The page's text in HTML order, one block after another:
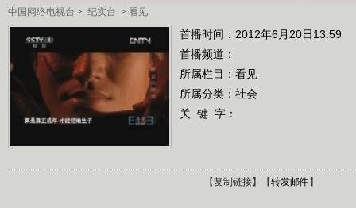
中国网络电视台 > 纪实台 > 看见
首播时间：2012年6月20日13:59
首播频道：
所属栏目： 看见
所属分类：社会
关 键 字：
【复制链接】【转发邮件】